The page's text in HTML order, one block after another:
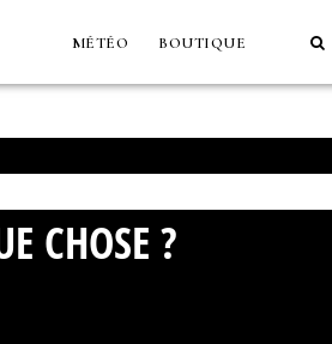
MÉTÉO BOUTIQUE
CHOSE ?